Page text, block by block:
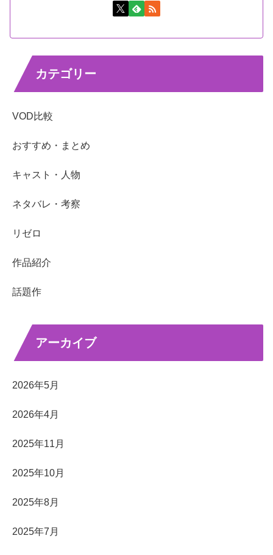
カテゴリー
VOD比較
おすすめ・まとめ
キャスト・人物
ネタバレ・考察
リゼロ
作品紹介
話題作
アーカイブ
2026年5月
2026年4月
2025年11月
2025年10月
2025年8月
2025年7月